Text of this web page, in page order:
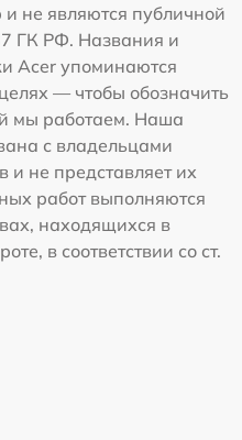
не являются публичной
ГК РФ. Названия и
Acer упоминаются
— чтобы обозначить
мы работаем. Наша
с владельцами
и не представляет их
работ выполняются
находящихся в
в соответствии со ст.